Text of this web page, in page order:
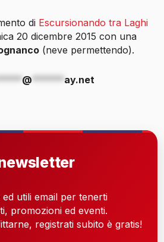
di Escursionando tra Laghi
20 dicembre 2015 con una
(neve permettendo).
@ ****** ay.net
utili email per tenerti
promozioni ed eventi.
registrati subito è gratis!